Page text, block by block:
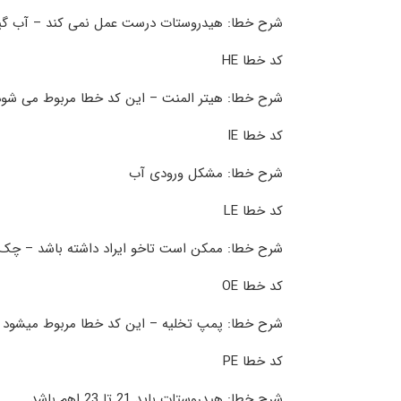
شرح خطا: هیدروستات درست عمل نمی کند – آب
کد خطا HE
شرح خطا: هیتر المنت – این کد خطا مربوط می
کد خطا IE
شرح خطا: مشکل ورودی آب
کد خطا LE
شرح خطا: ممکن است تاخو ایراد داشته باشد – چک
کد خطا OE
شرح خطا: پمپ تخلیه – این کد خطا مربوط
کد خطا PE